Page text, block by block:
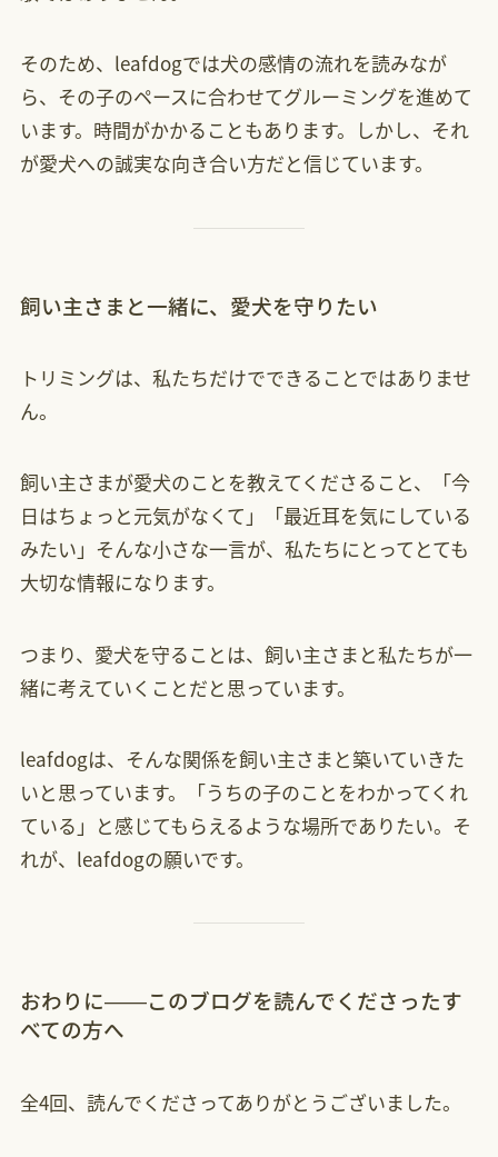
そのため、leafdogでは犬の感情の流れを読みなが
ら、その子のペースに合わせてグルーミングを進めて
います。時間がかかることもあります。しかし、それ
が愛犬への誠実な向き合い方だと信じています。
飼い主さまと一緒に、愛犬を守りたい
トリミングは、私たちだけでできることではありませ
ん。
飼い主さまが愛犬のことを教えてくださること、「今
日はちょっと元気がなくて」「最近耳を気にしている
みたい」そんな小さな一言が、私たちにとってとても
大切な情報になります。
つまり、愛犬を守ることは、飼い主さまと私たちが一
緒に考えていくことだと思っています。
leafdogは、そんな関係を飼い主さまと築いていきた
いと思っています。「うちの子のことをわかってくれ
ている」と感じてもらえるような場所でありたい。そ
れが、leafdogの願いです。
おわりに——このブログを読んでくださったす
べての方へ
全4回、読んでくださってありがとうございました。